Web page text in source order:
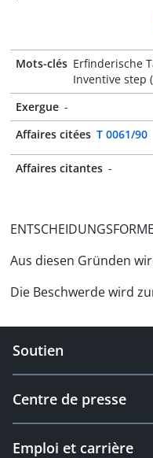
Mots-clés Erfinderische
Inventive step
Exergue -
Affaires citées T 0061/90
Affaires citantes -
Aus diesen Gründen
Die Beschwerde wird
Soutien
Centre de presse
Emploi et carrière